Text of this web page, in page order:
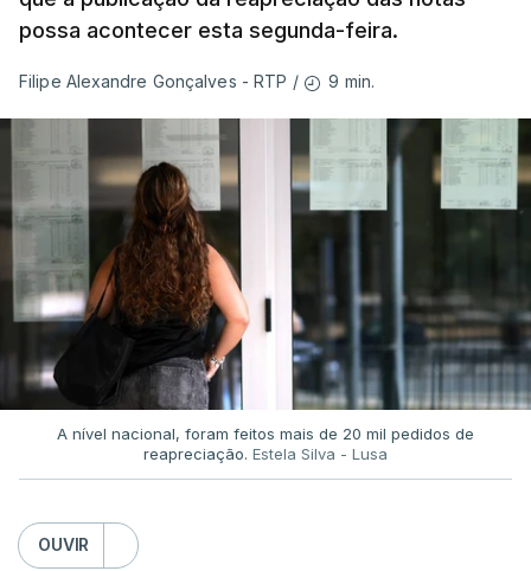
possa acontecer esta segunda-feira.
Filipe Alexandre Gonçalves - RTP / 9 min.
A nível nacional, foram feitos mais de 20 mil pedidos de
reapreciação. Estela Silva - Lusa
OUVIR